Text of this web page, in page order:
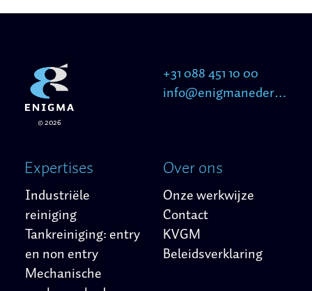
© 2026
+31 088 451 10 00
info@enigmanederland.nl
Expertises
Industriële
reiniging
Tankreiniging: entry
en non entry
Mechanische
Over ons
Onze werkwijze
Contact
KVGM
Beleidsverklaring